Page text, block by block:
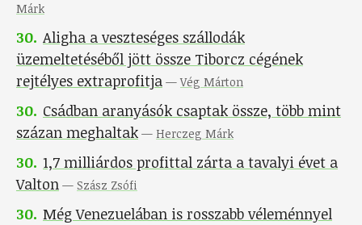
Márk
30. Aligha a veszteséges szállodák
üzemeltetéséből jött össze Tiborcz cégének
rejtélyes extraprofitja —Vég Márton
30. Csádban aranyásók csaptak össze, több mint
százan meghaltak — Herczeg Márk
30. 1,7 milliárdos profittal zárta a tavalyi évet a
Valton — Szász Zsófi
30. Még Venezuelában is rosszabb véleménnyel